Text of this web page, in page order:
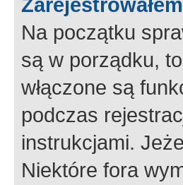
Na początku
są w porządku,
włączone są
podczas
instrukcjami.
Niektóre fora